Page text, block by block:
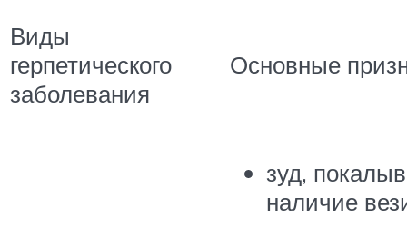
Виды
герпетического
заболевания
Основные
зуд,
наличие